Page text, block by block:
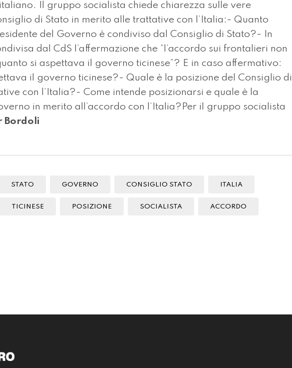
Il gruppo socialista chiede chiarezza sulle vere
di Stato in merito alle trattative con l’Italia:- Quanto
del Governo è condiviso dal Consiglio di Stato?- In
dal CdS l’affermazione che “l’accordo sui frontalieri non
si aspettava il governo ticinese”? E in caso affermativo:
il governo ticinese?- Quale è la posizione del Consiglio di
con l’Italia?- Come intende posizionarsi e quale è la
in merito all’accordo con l’Italia?Per il gruppo socialista
Bordoli
STATO GOVERNO CONSIGLIO STATO ITALIA
TICINESE POSIZIONE SOCIALISTA ACCORDO